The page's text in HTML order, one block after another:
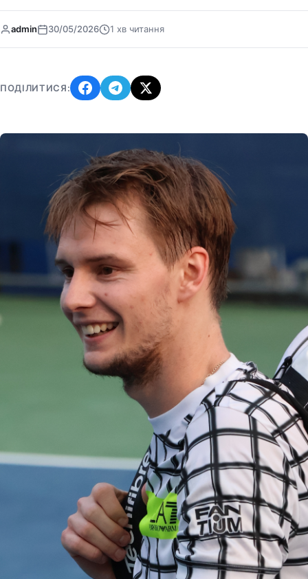
admin 30/05/2026 1 хв читання
ПОДІЛИТИСЯ: